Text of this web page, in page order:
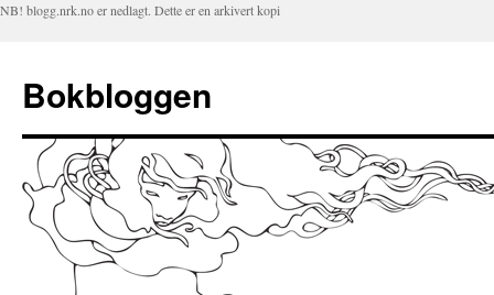
NB! blogg.nrk.no er nedlagt. Dette er en arkivert kopi
Bokbloggen